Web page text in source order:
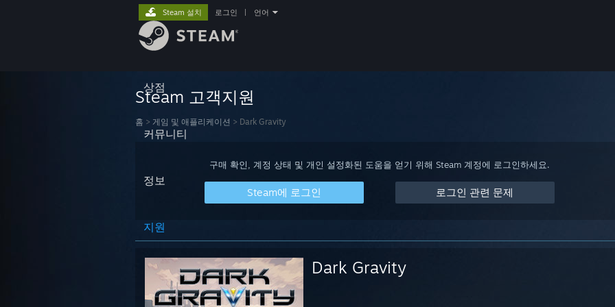
상점
커뮤니티
정보
지원
Steam 설치 로그인 언어
Steam 고객지원
홈 > 게임 및 애플리케이션 > Dark Gravity
구매 확인, 계정 상태 및 개인 설정화된 도움을 얻기 위해 Steam 계정에 로그인하세요.
Steam에 로그인 로그인 관련 문제
Dark Gravity